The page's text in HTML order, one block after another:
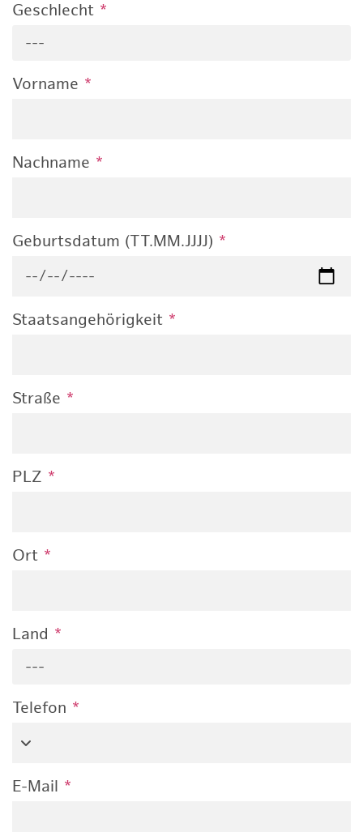
Geschlecht *
---
Vorname *
Nachname *
Geburtsdatum (TT.MM.JJJJ) *
Staatsangehörigkeit *
Straße *
PLZ *
Ort *
Land *
---
Telefon *
E-Mail *